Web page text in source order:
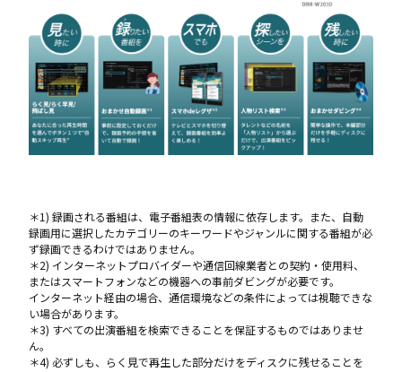
＊1) 録画される番組は、電子番組表の情報に依存します。また、自動
録画用に選択したカテゴリーのキーワードやジャンルに関する番組が必
ず録画できるわけではありません。
＊2) インターネットプロバイダーや通信回線業者との契約・使用料、
またはスマートフォンなどの機器への事前ダビングが必要です。
インターネット経由の場合、通信環境などの条件によっては視聴できな
い場合があります。
＊3) すべての出演番組を検索できることを保証するものではありませ
ん。
＊4) 必ずしも、らく見で再生した部分だけをディスクに残せることを